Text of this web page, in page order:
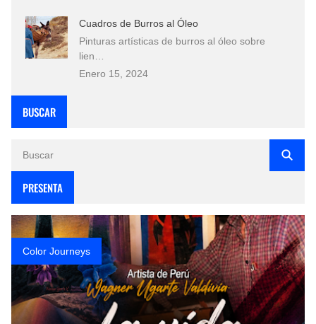
Cuadros de Burros al Óleo
Pinturas artísticas de burros al óleo sobre
lien…
Enero 15, 2024
BUSCAR
PRESENTA
Color Journeys